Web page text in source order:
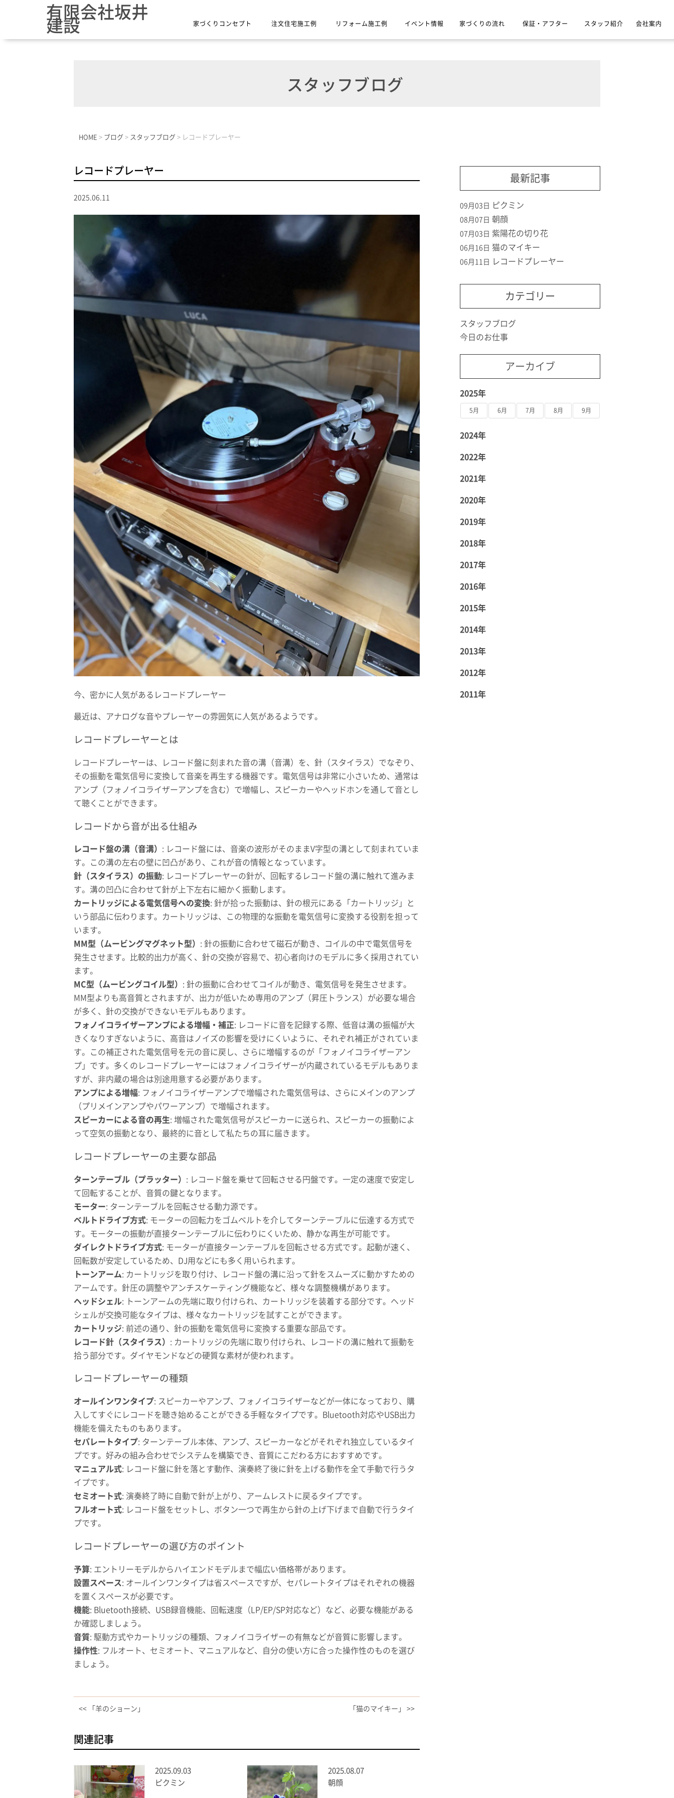
有限会社坂井
建設 家づくりコンセプト 注文住宅施工例 リフォーム施工例 イベント情報 家づくりの流れ 保証・アフター スタッフ紹介 会社案内
スタッフブログ
HOME > ブログ > スタッフブログ > レコードプレーヤー
レコードプレーヤー
2025.06.11
今、密かに人気があるレコードプレーヤー
最近は、アナログな音やプレーヤーの雰囲気に人気があるようです。
レコードプレーヤーとは
レコードプレーヤーは、レコード盤に刻まれた音の溝（音溝）を、針（スタイラス）でなぞり、
その振動を電気信号に変換して音楽を再生する機器です。電気信号は非常に小さいため、通常は
アンプ（フォノイコライザーアンプを含む）で増幅し、スピーカーやヘッドホンを通して音とし
て聴くことができます。
レコードから音が出る仕組み
レコード盤の溝（音溝） : レコード盤には、音楽の波形がそのままV字型の溝として刻まれていま
す。この溝の左右の壁に凹凸があり、これが音の情報となっています。
針（スタイラス）の振動: レコードプレーヤーの針が、回転するレコード盤の溝に触れて進みま
す。溝の凹凸に合わせて針が上下左右に細かく振動します。
カートリッジによる電気信号への変換: 針が拾った振動は、針の根元にある「カートリッジ」と
いう部品に伝わります。カートリッジは、この物理的な振動を電気信号に変換する役割を担って
います。
MM型（ムービングマグネット型） : 針の振動に合わせて磁石が動き、コイルの中で電気信号を
発生させます。比較的出力が高く、針の交換が容易で、初心者向けのモデルに多く採用されてい
ます。
MC型（ムービングコイル型） : 針の振動に合わせてコイルが動き、電気信号を発生させます。
MM型よりも高音質とされますが、出力が低いため専用のアンプ（昇圧トランス）が必要な場合
が多く、針の交換ができないモデルもあります。
フォノイコライザーアンプによる増幅・補正: レコードに音を記録する際、低音は溝の振幅が大
きくなりすぎないように、高音はノイズの影響を受けにくいように、それぞれ補正がされていま
す。この補正された電気信号を元の音に戻し、さらに増幅するのが「フォノイコライザーアン
プ」です。多くのレコードプレーヤーにはフォノイコライザーが内蔵されているモデルもありま
すが、非内蔵の場合は別途用意する必要があります。
アンプによる増幅: フォノイコライザーアンプで増幅された電気信号は、さらにメインのアンプ
（プリメインアンプやパワーアンプ）で増幅されます。
スピーカーによる音の再生: 増幅された電気信号がスピーカーに送られ、スピーカーの振動によ
って空気の振動となり、最終的に音として私たちの耳に届きます。
レコードプレーヤーの主要な部品
ターンテーブル（プラッター） : レコード盤を乗せて回転させる円盤です。一定の速度で安定し
て回転することが、音質の鍵となります。
モーター: ターンテーブルを回転させる動力源です。
ベルトドライブ方式: モーターの回転力をゴムベルトを介してターンテーブルに伝達する方式で
す。モーターの振動が直接ターンテーブルに伝わりにくいため、静かな再生が可能です。
ダイレクトドライブ方式: モーターが直接ターンテーブルを回転させる方式です。起動が速く、
回転数が安定しているため、DJ用などにも多く用いられます。
トーンアーム: カートリッジを取り付け、レコード盤の溝に沿って針をスムーズに動かすための
アームです。針圧の調整やアンチスケーティング機能など、様々な調整機構があります。
ヘッドシェル: トーンアームの先端に取り付けられ、カートリッジを装着する部分です。ヘッド
シェルが交換可能なタイプは、様々なカートリッジを試すことができます。
カートリッジ: 前述の通り、針の振動を電気信号に変換する重要な部品です。
レコード針（スタイラス） : カートリッジの先端に取り付けられ、レコードの溝に触れて振動を
拾う部分です。ダイヤモンドなどの硬質な素材が使われます。
レコードプレーヤーの種類
オールインワンタイプ: スピーカーやアンプ、フォノイコライザーなどが一体になっており、購
入してすぐにレコードを聴き始めることができる手軽なタイプです。Bluetooth対応やUSB出力
機能を備えたものもあります。
セパレートタイプ: ターンテーブル本体、アンプ、スピーカーなどがそれぞれ独立しているタイ
プです。好みの組み合わせでシステムを構築でき、音質にこだわる方におすすめです。
マニュアル式: レコード盤に針を落とす動作、演奏終了後に針を上げる動作を全て手動で行うタ
イプです。
セミオート式: 演奏終了時に自動で針が上がり、アームレストに戻るタイプです。
フルオート式: レコード盤をセットし、ボタン一つで再生から針の上げ下げまで自動で行うタイ
プです。
レコードプレーヤーの選び方のポイント
予算: エントリーモデルからハイエンドモデルまで幅広い価格帯があります。
設置スペース : オールインワンタイプは省スペースですが、セパレートタイプはそれぞれの機器
を置くスペースが必要です。
機能: Bluetooth接続、USB録音機能、回転速度（LP/EP/SP対応など）など、必要な機能がある
か確認しましょう。
音質: 駆動方式やカートリッジの種類、フォノイコライザーの有無などが音質に影響します。
操作性: フルオート、セミオート、マニュアルなど、自分の使い方に合った操作性のものを選び
ましょう。
<< 「羊のショーン」 「猫のマイキー」 >>
関連記事
2025.09.03
ピクミン
2025.08.07
朝顔
最新記事
09月03日 ピクミン
08月07日 朝顔
07月03日 紫陽花の切り花
06月16日 猫のマイキー
06月11日 レコードプレーヤー
カテゴリー
スタッフブログ
今日のお仕事
アーカイブ
2025年
5月 6月 7月 8月 9月
2024年
2022年
2021年
2020年
2019年
2018年
2017年
2016年
2015年
2014年
2013年
2012年
2011年